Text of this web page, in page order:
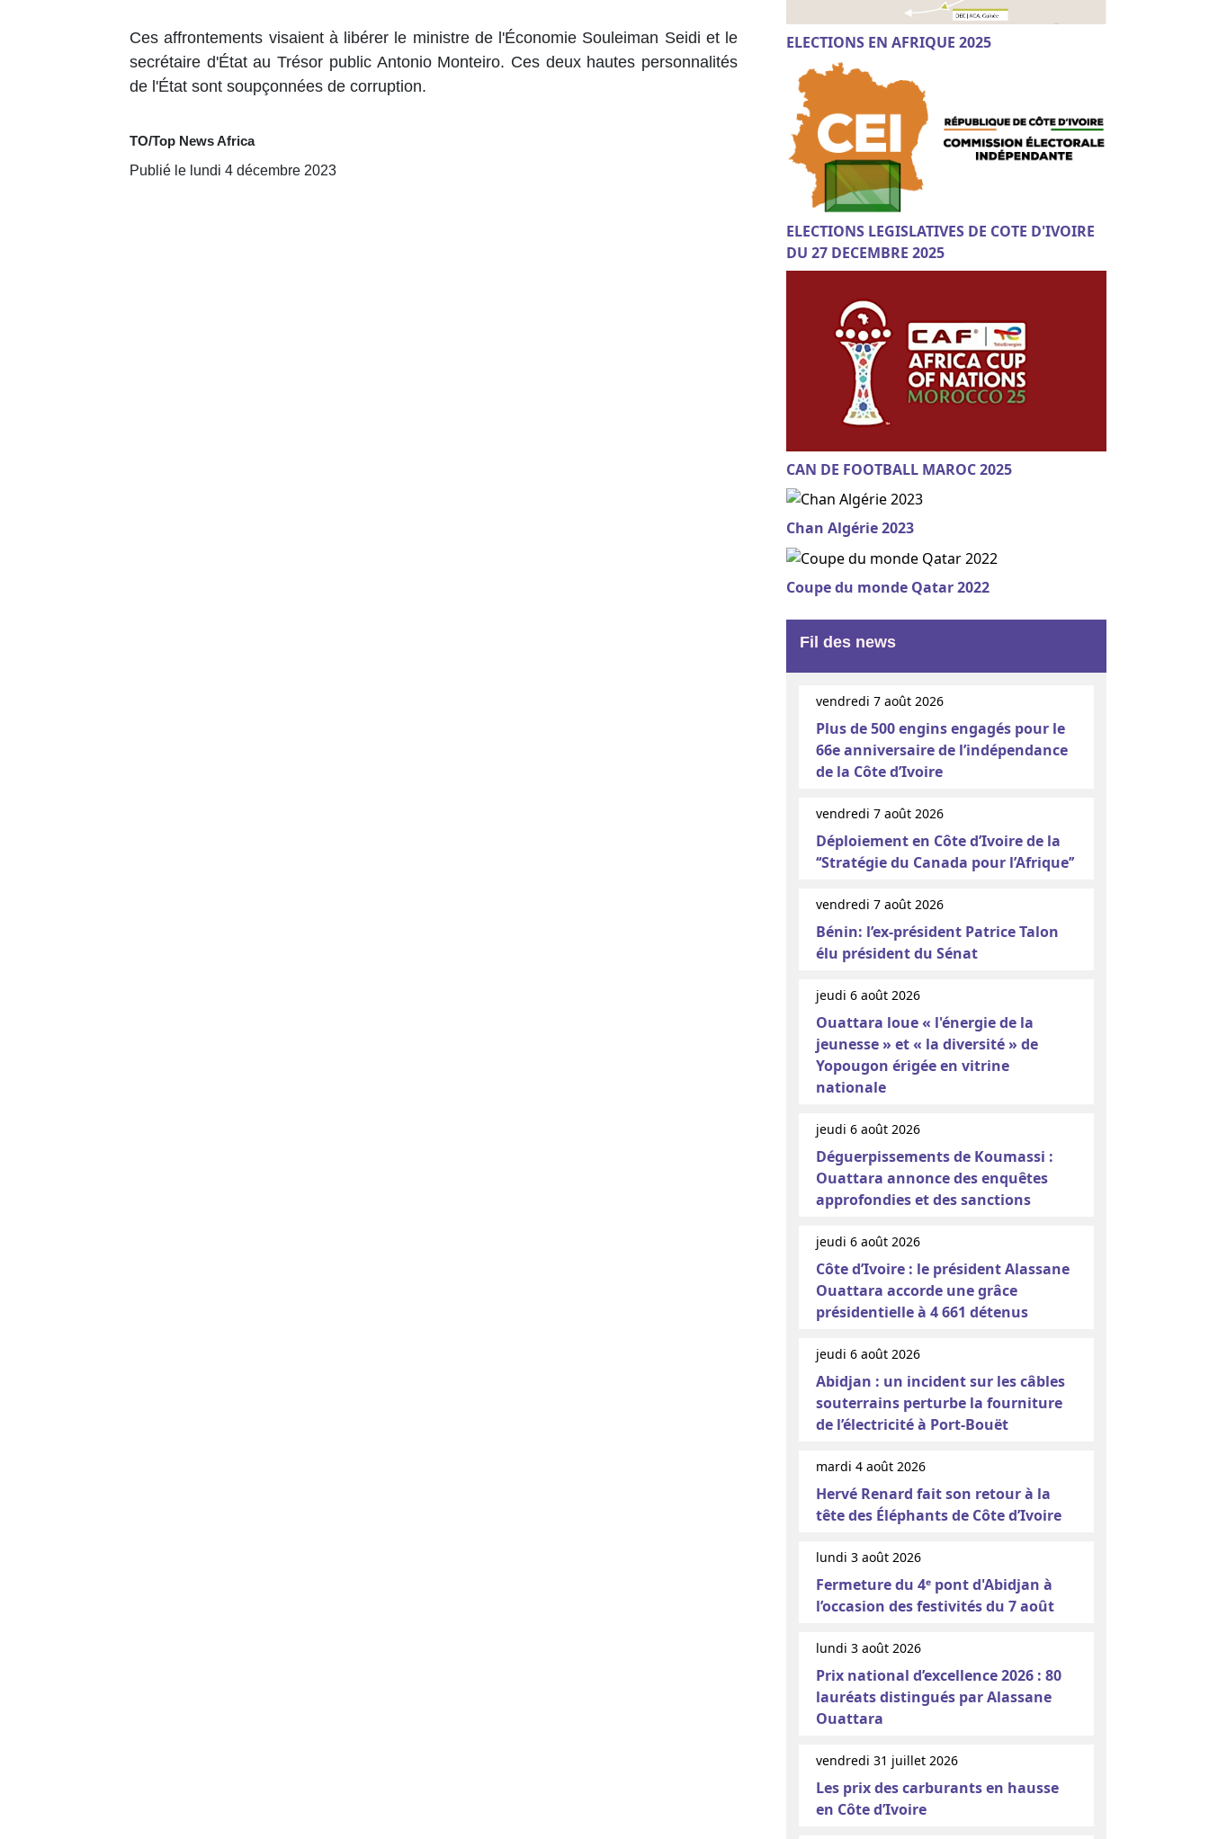
Ces affrontements visaient à libérer le ministre de l'Économie Souleiman Seidi et le
secrétaire d'État au Trésor public Antonio Monteiro. Ces deux hautes personnalités
de l'État sont soupçonnées de corruption.
TO/Top News Africa
Publié le lundi 4 décembre 2023
ELECTIONS EN AFRIQUE 2025
ELECTIONS LEGISLATIVES DE COTE D'IVOIRE
DU 27 DECEMBRE 2025
CAN DE FOOTBALL MAROC 2025
Chan Algérie 2023
Coupe du monde Qatar 2022
Fil des news
vendredi 7 août 2026
Plus de 500 engins engagés pour le
66e anniversaire de l’indépendance
de la Côte d’Ivoire
vendredi 7 août 2026
Déploiement en Côte d’Ivoire de la
‘‘Stratégie du Canada pour l’Afrique’’
vendredi 7 août 2026
Bénin: l’ex-président Patrice Talon
élu président du Sénat
jeudi 6 août 2026
Ouattara loue « l'énergie de la
jeunesse » et « la diversité » de
Yopougon érigée en vitrine
nationale
jeudi 6 août 2026
Déguerpissements de Koumassi :
Ouattara annonce des enquêtes
approfondies et des sanctions
jeudi 6 août 2026
Côte d’Ivoire : le président Alassane
Ouattara accorde une grâce
présidentielle à 4 661 détenus
jeudi 6 août 2026
Abidjan : un incident sur les câbles
souterrains perturbe la fourniture
de l’électricité à Port-Bouët
mardi 4 août 2026
Hervé Renard fait son retour à la
tête des Éléphants de Côte d’Ivoire
lundi 3 août 2026
Fermeture du 4ᵉ pont d'Abidjan à
l’occasion des festivités du 7 août
lundi 3 août 2026
Prix national d’excellence 2026 : 80
lauréats distingués par Alassane
Ouattara
vendredi 31 juillet 2026
Les prix des carburants en hausse
en Côte d’Ivoire